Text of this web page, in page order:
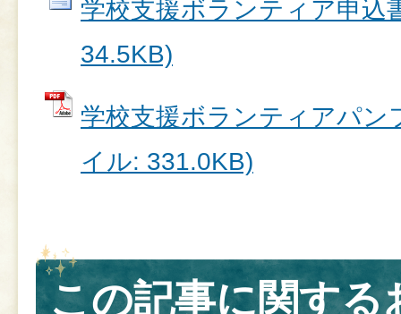
学校支援ボランティア申込
34.5KB)
学校支援ボランティアパン
イル: 331.0KB)
この記事に関する